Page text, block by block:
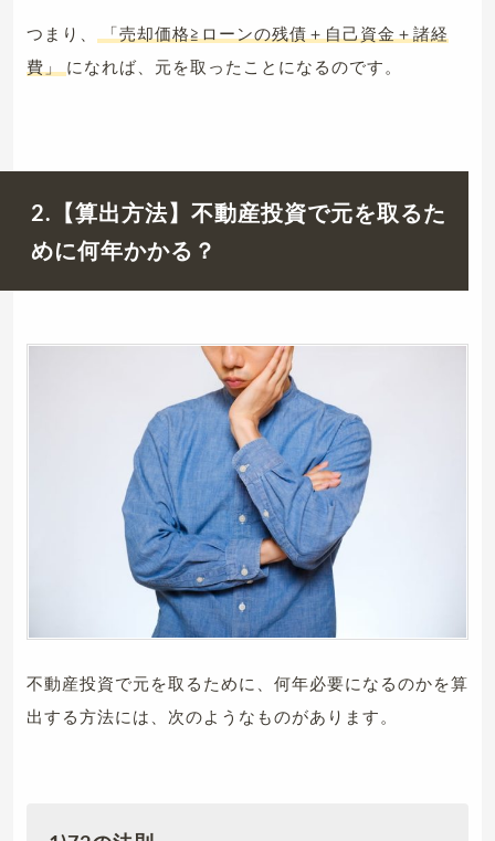
つまり、
「売却価格≧ローンの残債＋自己資金＋諸経
費」
になれば、元を取ったことになるのです。
2.【算出方法】不動産投資で元を取るた
めに何年かかる？
不動産投資で元を取るために、何年必要になるのかを算
出する方法には、次のようなものがあります。